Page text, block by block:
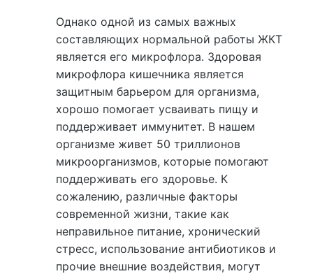
Однако одной из самых важных
составляющих нормальной работы ЖКТ
является его микрофлора. Здоровая
микрофлора кишечника является
защитным барьером для организма,
хорошо помогает усваивать пищу и
поддерживает иммунитет. В нашем
организме живет 50 триллионов
микроорганизмов, которые помогают
поддерживать его здоровье. К
сожалению, различные факторы
современной жизни, такие как
неправильное питание, хронический
стресс, использование антибиотиков и
прочие внешние воздействия, могут